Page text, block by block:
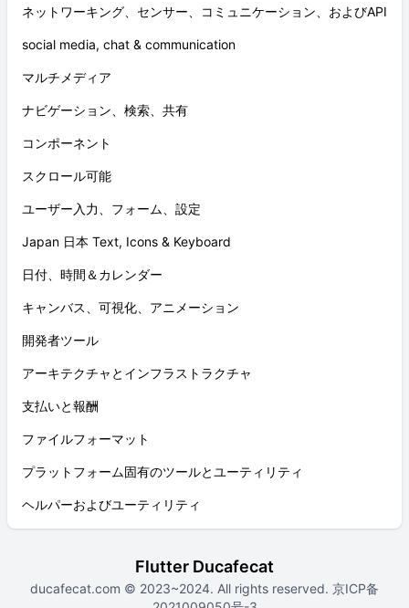
ネットワーキング、センサー、コミュニケーション、およびAPI
social media, chat & communication
マルチメディア
ナビゲーション、検索、共有
コンポーネント
スクロール可能
ユーザー入力、フォーム、設定
Japan 日本 Text, Icons & Keyboard
日付、時間＆カレンダー
キャンバス、可視化、アニメーション
開発者ツール
アーキテクチャとインフラストラクチャ
支払いと報酬
ファイルフォーマット
プラットフォーム固有のツールとユーティリティ
ヘルパーおよびユーティリティ
Flutter Ducafecat
ducafecat.com © 2023~2024. All rights reserved. 京ICP备